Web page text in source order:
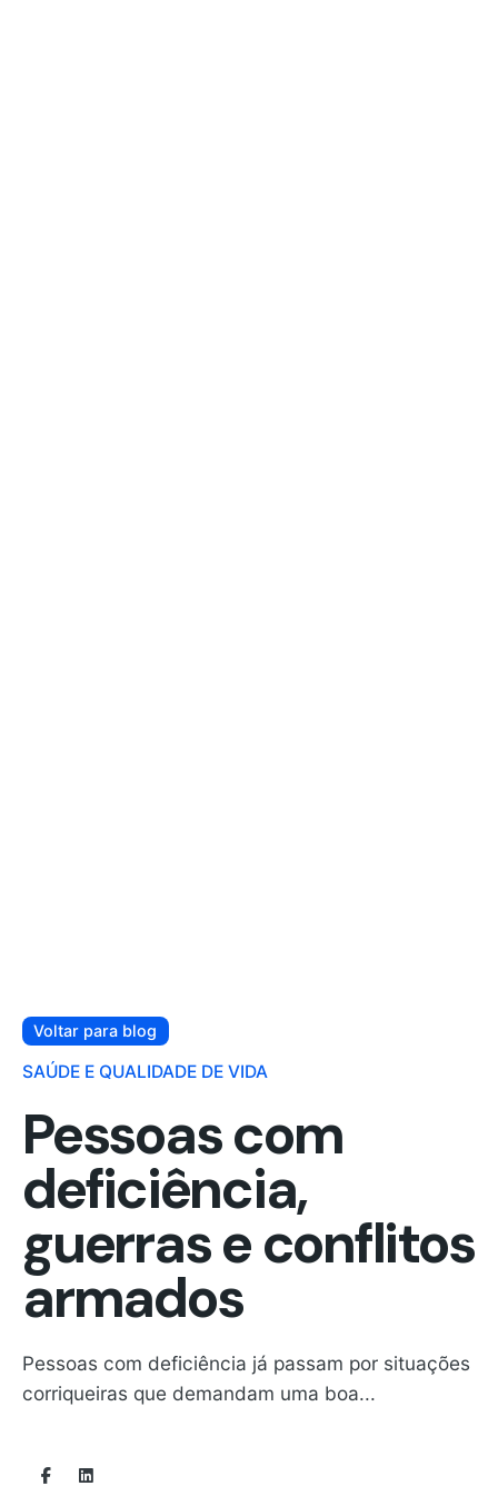
Voltar para blog
SAÚDE E QUALIDADE DE VIDA
Pessoas com
deficiência,
guerras e conflitos
armados
Pessoas com deficiência já passam por situações
corriqueiras que demandam uma boa...